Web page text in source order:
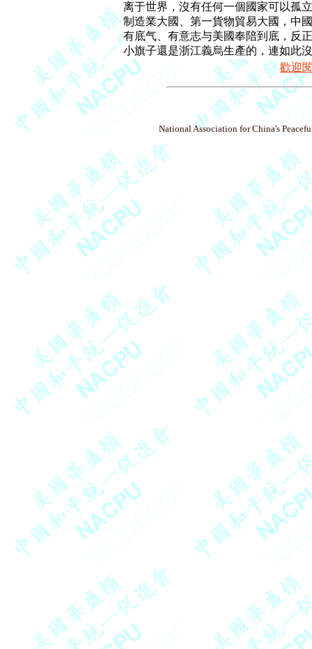
离于世界，沒有任何一個國家可以孤
制造業大國、第一貨物貿易大國，中
有底气、有意志与美國奉陪到底，反
歡迎
National Association for China's